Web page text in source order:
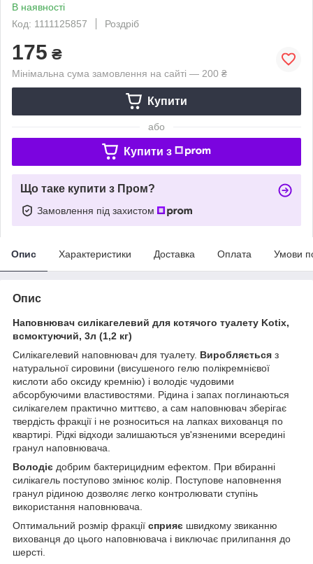
В наявності
Код: 1111125857
Роздріб
175 ₴
Мінімальна сума замовлення на сайті — 200 ₴
Купити
або
Купити з
Що таке купити з Пром?
Замовлення під захистом
Опис Характеристики Доставка Оплата Умови
Опис
Наповнювач силікагелевий для котячого туалету Kotix,
всмоктуючий, 3л (1,2 кг)
Силікагелевий наповнювач для туалету. Виробляється з
натуральної сировини (висушеного гелю полікремнієвої
кислоти або оксиду кремнію) і володіє чудовими
абсорбуючими властивостями. Рідина і запах поглинаються
силікагелем практично миттєво, а сам наповнювач зберігає
твердість фракції і не розноситься на лапках вихованця по
квартирі. Рідкі відходи залишаються ув'язненими всередині
гранул наповнювача.
Володіє добрим бактерицидним ефектом. При вбиранні
силікагель поступово змінює колір. Поступове наповнення
гранул рідиною дозволяє легко контролювати ступінь
використання наповнювача.
Оптимальний розмір фракції сприяє швидкому звиканню
вихованця до цього наповнювача і виключає прилипання до
шерсті.